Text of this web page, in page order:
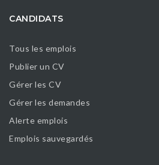
CANDIDATS
Tous les emplois
Publier un CV
Gérer les CV
Gérer les demandes
Alerte emplois
Emplois sauvegardés